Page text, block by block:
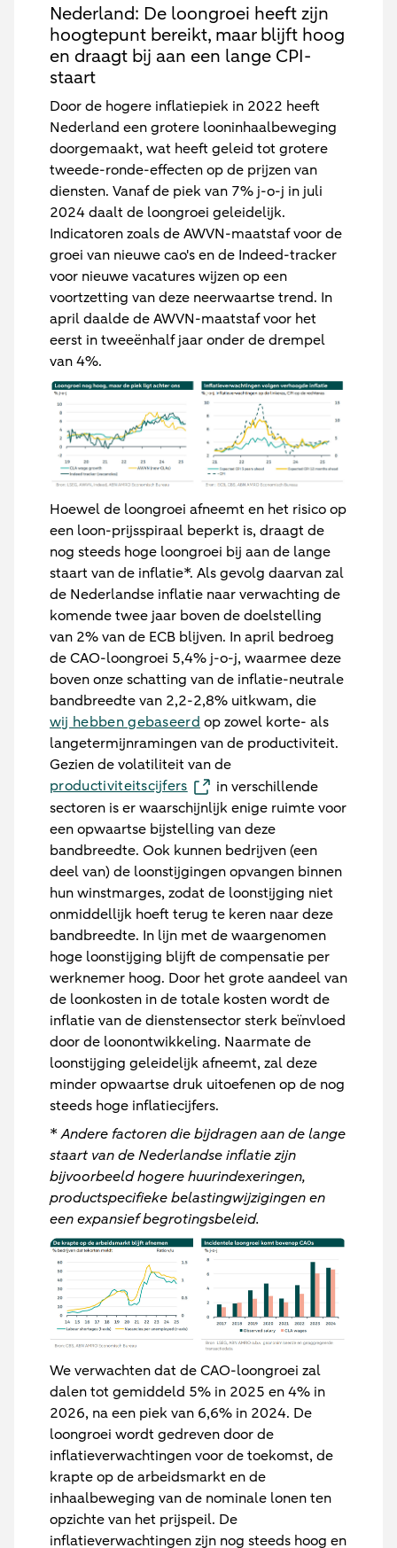
Nederland: De loongroei heeft zijn
hoogtepunt bereikt, maar blijft hoog
en draagt bij aan een lange CPI-
staart
Door de hogere inflatiepiek in 2022 heeft
Nederland een grotere looninhaalbeweging
doorgemaakt, wat heeft geleid tot grotere
tweede-ronde-effecten op de prijzen van
diensten. Vanaf de piek van 7% j-o-j in juli
2024 daalt de loongroei geleidelijk.
Indicatoren zoals de AWVN-maatstaf voor de
groei van nieuwe cao's en de Indeed-tracker
voor nieuwe vacatures wijzen op een
voortzetting van deze neerwaartse trend. In
april daalde de AWVN-maatstaf voor het
eerst in tweeënhalf jaar onder de drempel
van 4%.
Hoewel de loongroei afneemt en het risico op
een loon-prijsspiraal beperkt is, draagt de
nog steeds hoge loongroei bij aan de lange
staart van de inflatie*. Als gevolg daarvan zal
de Nederlandse inflatie naar verwachting de
komende twee jaar boven de doelstelling
van 2% van de ECB blijven. In april bedroeg
de CAO-loongroei 5,4% j-o-j, waarmee deze
boven onze schatting van de inflatie-neutrale
bandbreedte van 2,2-2,8% uitkwam, die
wij hebben gebaseerd op zowel korte- als
langetermijnramingen van de productiviteit.
Gezien de volatiliteit van de
productiviteitscijfers
in verschillende
sectoren is er waarschijnlijk enige ruimte voor
een opwaartse bijstelling van deze
bandbreedte. Ook kunnen bedrijven (een
deel van) de loonstijgingen opvangen binnen
hun winstmarges, zodat de loonstijging niet
onmiddellijk hoeft terug te keren naar deze
bandbreedte. In lijn met de waargenomen
hoge loonstijging blijft de compensatie per
werknemer hoog. Door het grote aandeel van
de loonkosten in de totale kosten wordt de
inflatie van de dienstensector sterk beïnvloed
door de loonontwikkeling. Naarmate de
loonstijging geleidelijk afneemt, zal deze
minder opwaartse druk uitoefenen op de nog
steeds hoge inflatiecijfers.
*Andere factoren die bijdragen aan de lange
staart van de Nederlandse inflatie zijn
bijvoorbeeld hogere huurindexeringen,
productspecifieke belastingwijzigingen en
een expansief begrotingsbeleid.
We verwachten dat de CAO-loongroei zal
dalen tot gemiddeld 5% in 2025 en 4% in
2026, na een piek van 6,6% in 2024. De
loongroei wordt gedreven door de
inflatieverwachtingen voor de toekomst, de
krapte op de arbeidsmarkt en de
inhaalbeweging van de nominale lonen ten
opzichte van het prijspeil. De
inflatieverwachtingen zijn nog steeds hoog en